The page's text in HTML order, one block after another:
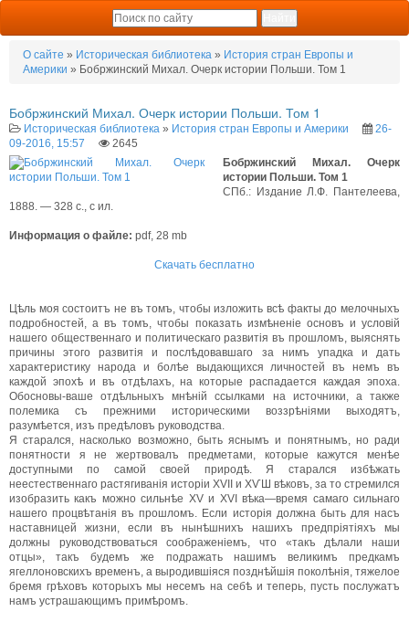
О сайте » Историческая библиотека » История стран Европы и
Америки » Бобржинский Михал. Очерк истории Польши. Том 1
Бобржинский Михал. Очерк истории Польши. Том 1
Историческая библиотека » История стран Европы и Америки
26-
09-2016, 15:57
2645
Бобржинский Михал. Очерк
истории Польши. Том 1
СПб.: Издание Л.Ф. Пантелеева,
1888. — 328 с., с ил.
Информация о файле: pdf, 28 mb
Скачать бесплатно
Цѣль моя состоитъ не въ томъ, чтобы изложить всѣ факты до мелочныхъ
подробностей, а въ томъ, чтобы показать измѣненіе основъ и условій
нашего общественнаго и политическаго развитія въ прошломъ, выяснять
причины этого развитія и послѣдовавшаго за нимъ упадка и дать
характеристику народа и болѣе выдающихся личностей въ немъ въ
каждой эпохѣ и въ отдѣлахъ, на которые распадается каждая эпоха.
Обосновы-ваше отдѣльныхъ мнѣній ссылками на источники, а также
полемика съ прежними историческими воззрѣніями выходятъ,
разумѣется, изъ предѣловъ руководства.
Я старался, насколько возможно, быть яснымъ и понятнымъ, но ради
понятности я не жертвовалъ предметами, которые кажутся менѣе
доступными по самой своей природѣ. Я старался избѣжать
неестественнаго растягиванія исторіи XVII и ХѴШ вѣковъ, за то стремился
изобразить какъ можно сильнѣе XV и XVI вѣка—время самаго сильнаго
нашего процвѣтанія въ прошломъ. Если исторія должна быть для насъ
наставницей жизни, если въ нынѣшнихъ нашихъ предпріятіяхъ мы
должны руководствоваться соображеніемъ, что «такъ дѣлали наши
отцы», такъ будемъ же подражать нашимъ великимъ предкамъ
ягеллоновскихъ временъ, а выродившіяся позднѣйшія поколѣнія, тяжелое
бремя грѣховъ которыхъ мы несемъ на себѣ и теперь, пусть послужатъ
намъ устрашающимъ примѣромъ.